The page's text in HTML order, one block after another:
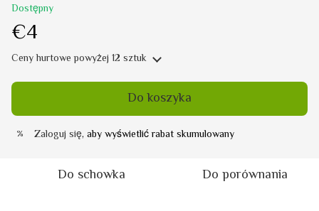
Dostępny
€4
Ceny hurtowepowyżej 12 sztuk
Do koszyka
% Zaloguj się, aby wyświetlić rabat skumulowany
Do schowka Do porównania